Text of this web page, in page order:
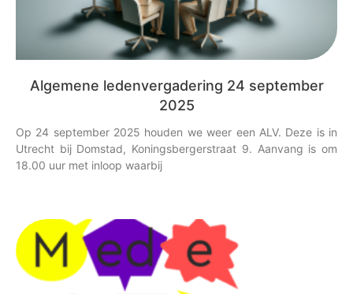
Algemene ledenvergadering 24 september
2025
Op 24 september 2025 houden we weer een ALV. Deze is in
Utrecht bij Domstad, Koningsbergerstraat 9. Aanvang is om
18.00 uur met inloop waarbij